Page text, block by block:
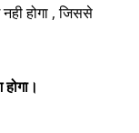
होगा , जिससे